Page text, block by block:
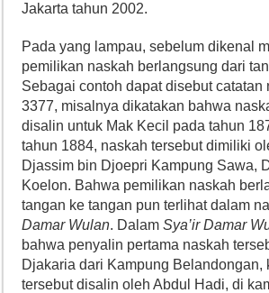
Jakarta tahun 2002.
Pada yang lampau, sebelum dikenal
pemilikan naskah berlangsung dari
Sebagai contoh dapat disebut catatan
3377, misalnya dikatakan bahwa
disalin untuk Mak Kecil pada tahun
tahun 1884, naskah tersebut dimiliki
Djassim bin Djoepri Kampung Sawa,
Koelon. Bahwa pemilikan naskah
tangan ke tangan pun terlihat dalam
Damar Wulan. DalamSya’ir Damar
bahwa penyalin pertama naskah
Djakaria dari Kampung Belandongan,
tersebut disalin oleh Abdul Hadi, di